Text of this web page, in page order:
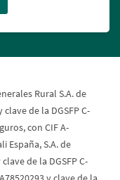
Rural S.A. de
de la DGSFP C-
con CIF A-
España, S.A. de
de la DGSFP C-